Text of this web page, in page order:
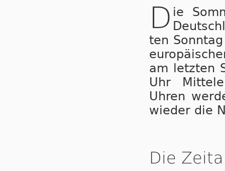
D ie
ten
am letzten
Uhr
Uhren
wieder die
Die